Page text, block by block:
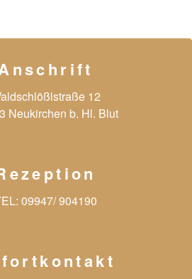
12
Neukirchen b. Hl. Blut
09947/ 904190